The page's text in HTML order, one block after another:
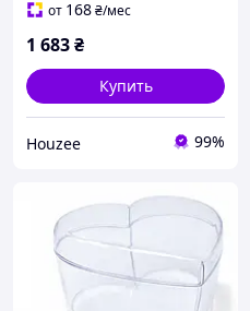
крышками одноразовые
от 168₴/мес
1 683₴
Купить
Houzee 99%